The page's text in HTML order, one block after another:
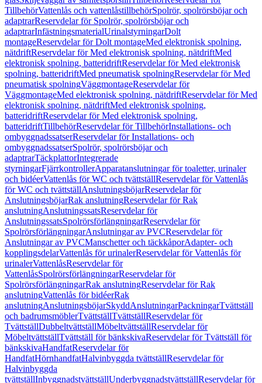
TillbehörVattenlås och vattenlåstillbehörSpolrör, spolrörsböjar och
adaptrarReservdelar för Spolrör, spolrörsböjar och
adaptrarInfästningsmaterialUrinalstyrningarDolt
montageReservdelar för Dolt montageMed elektronisk spolning,
nätdriftReservdelar för Med elektronisk spolning, nätdriftMed
elektronisk spolning, batteridriftReservdelar för Med elektronisk
spolning, batteridriftMed pneumatisk spolningReservdelar för Med
pneumatisk spolningVäggmontageReservdelar för
VäggmontageMed elektronisk spolning, nätdriftReservdelar för Med
elektronisk spolning, nätdriftMed elektronisk spolning,
batteridriftReservdelar för Med elektronisk spolning,
batteridriftTillbehörReservdelar för TillbehörInstallations- och
ombyggnadssatserReservdelar för Installations- och
ombyggnadssatserSpolrör, spolrörsböjar och
adaptrarTäckplattorIntegrerade
styrningarFjärrkontrollerApparatanslutningar för toaletter, urinaler
och bidéerVattenlås för WC och tvättställReservdelar för Vattenlås
för WC och tvättställAnslutningsböjarReservdelar för
AnslutningsböjarRak anslutningReservdelar för Rak
anslutningAnslutningssatsReservdelar för
AnslutningssatsSpolrörsförlängningarReservdelar för
SpolrörsförlängningarAnslutningar av PVCReservdelar för
Anslutningar av PVCManschetter och täckkåporAdapter- och
kopplingsdelarVattenlås för urinalerReservdelar för Vattenlås för
urinalerVattenlåsReservdelar för
VattenlåsSpolrörsförlängningarReservdelar för
SpolrörsförlängningarRak anslutningReservdelar för Rak
anslutningVattenlås för bidéerRak
anslutningAnslutningsböjarSkyddAnslutningarPackningarTvättställ
och badrumsmöblerTvättställTvättställReservdelar för
TvättställDubbeltvättställMöbeltvättställReservdelar för
MöbeltvättställTvättställ för bänkskivaReservdelar för Tvättställ för
bänkskivaHandfatReservdelar för
HandfatHörnhandfatHalvinbyggda tvättställReservdelar för
Halvinbyggda
tvättställInbyggnadstvättställUnderbyggnadstvättställReservdelar för